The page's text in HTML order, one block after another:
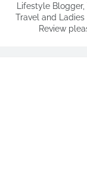
Lifestyle
Travel and
Review